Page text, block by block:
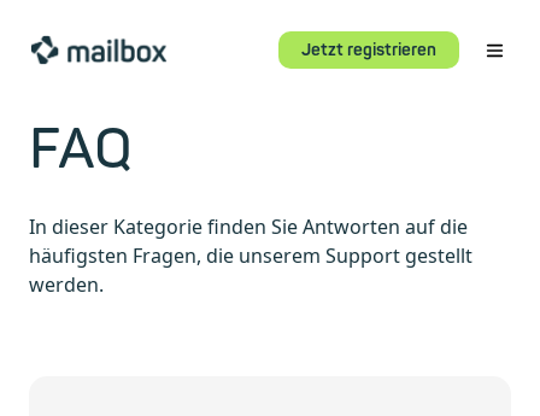
Jetzt registrieren
FAQ
In dieser Kategorie finden Sie Antworten auf die
häufigsten Fragen, die unserem Support gestellt
werden.